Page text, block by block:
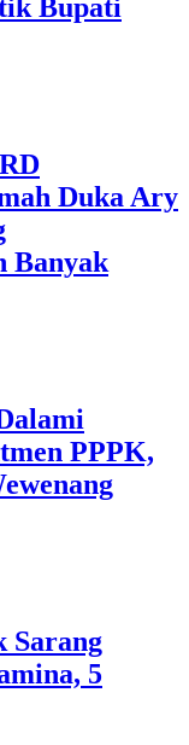
Bupati
Duka Ary
Banyak
PPPK,
Sarang
5